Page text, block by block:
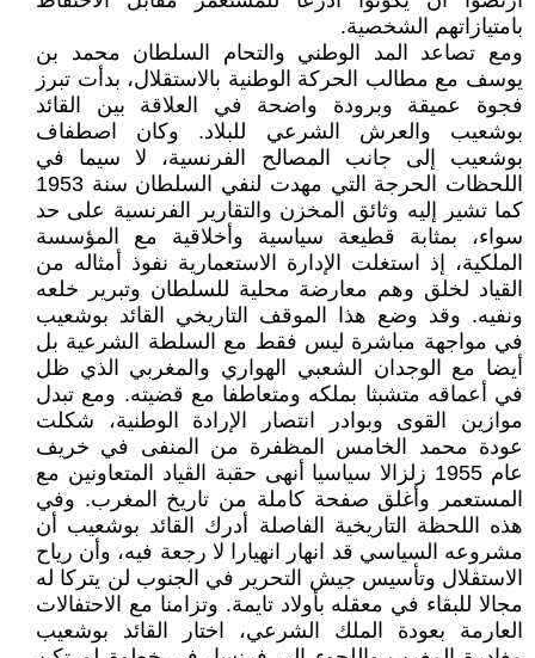
بامتيازاتهم الشخصية.
ومع تصاعد المد الوطني والتحام السلطان محمد بن
يوسف مع مطالب الحركة الوطنية بالاستقلال، بدأت تبرز
فجوة عميقة وبرودة واضحة في العلاقة بين القائد
بوشعيب والعرش الشرعي للبلاد. وكان اصطفاف
بوشعيب إلى جانب المصالح الفرنسية، لا سيما في
اللحظات الحرجة التي مهدت لنفي السلطان سنة 1953
كما تشير إليه وثائق المخزن والتقارير الفرنسية على حد
سواء، بمثابة قطيعة سياسية وأخلاقية مع المؤسسة
الملكية، إذ استغلت الإدارة الاستعمارية نفوذ أمثاله من
القياد لخلق وهم معارضة محلية للسلطان وتبرير خلعه
ونفيه. وقد وضع هذا الموقف التاريخي القائد بوشعيب
في مواجهة مباشرة ليس فقط مع السلطة الشرعية بل
أيضا مع الوجدان الشعبي الهواري والمغربي الذي ظل
في أعماقه متشبثا بملكه ومتعاطفا مع قضيته. ومع تبدل
موازين القوى وبوادر انتصار الإرادة الوطنية، شكلت
عودة محمد الخامس المظفرة من المنفى في خريف
عام 1955 زلزالا سياسيا أنهى حقبة القياد المتعاونين مع
المستعمر وأغلق صفحة كاملة من تاريخ المغرب. وفي
هذه اللحظة التاريخية الفاصلة أدرك القائد بوشعيب أن
مشروعه السياسي قد انهار انهيارا لا رجعة فيه، وأن رياح
الاستقلال وتأسيس جيش التحرير في الجنوب لن يتركا له
مجالا للبقاء في معقله بأولاد تايمة. وتزامنا مع الاحتفالات
العارمة بعودة الملك الشرعي، اختار القائد بوشعيب